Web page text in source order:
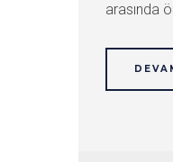
arasında